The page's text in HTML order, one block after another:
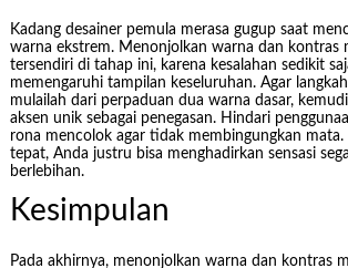
Kadang desainer pemula merasa gugup saat
warna ekstrem. Menonjolkan warna dan kontras
tersendiri di tahap ini, karena kesalahan sedikit
memengaruhi tampilan keseluruhan. Agar
mulailah dari perpaduan dua warna dasar,
aksen unik sebagai penegasan. Hindari
rona mencolok agar tidak membingungkan mata.
tepat, Anda justru bisa menghadirkan sensasi
berlebihan.
Kesimpulan
Pada akhirnya, menonjolkan warna dan kontras